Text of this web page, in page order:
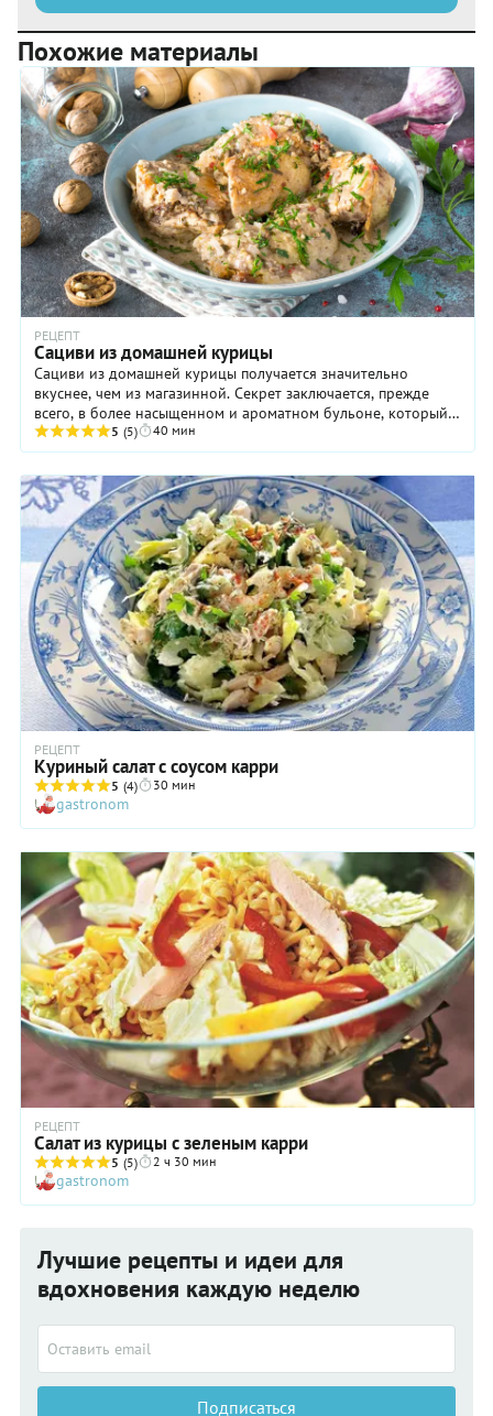
Похожие материалы
РЕЦЕПТ
Сациви из домашней курицы
Сациви из домашней курицы получается значительно
вкуснее, чем из магазинной. Секрет заключается, прежде
всего, в более насыщенном и ароматном бульоне, который
добавляется в соус. Правда, варить такой ...
5 (5) 40 мин
РЕЦЕПТ
Куриный салат с соусом карри
5 (4) 30 мин
gastronom
РЕЦЕПТ
Салат из курицы с зеленым карри
5 (5) 2 ч 30 мин
gastronom
Лучшие рецепты и идеи для
вдохновения каждую неделю
Подписаться